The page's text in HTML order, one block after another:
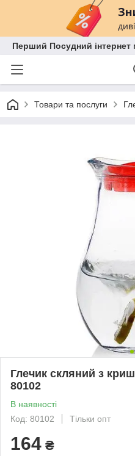
Перший Посудний інтернет
Товари та послуги
Глечик скляний з
80102
В наявності
Код: 80102
Тільки опт
164 ₴